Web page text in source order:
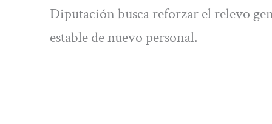
Diputación busca reforzar el relevo
estable de nuevo personal.